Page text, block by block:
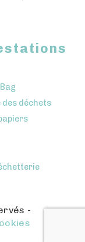
des déchets
-